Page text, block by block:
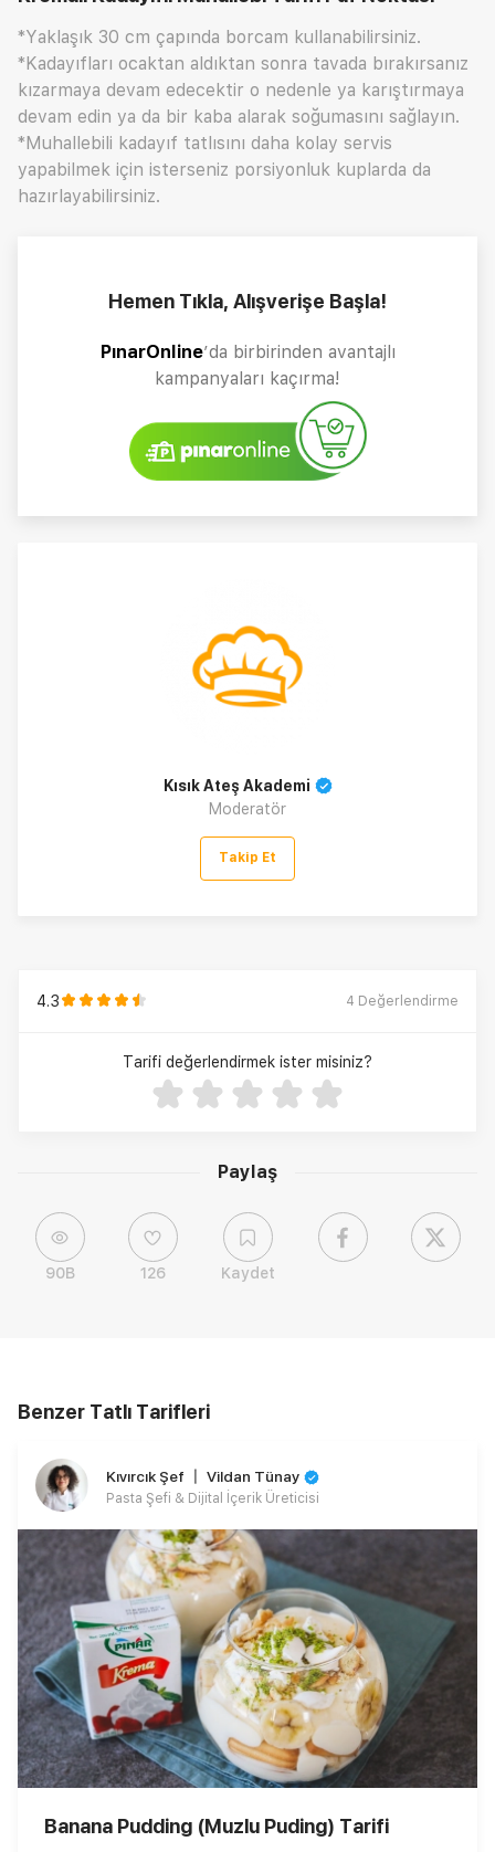
Paylaş
90B 126 Kaydet
*Yaklaşık 30 cm çapında borcam kullanabilirsiniz.
*Kadayıfları ocaktan aldıktan sonra tavada bırakırsanız
kızarmaya devam edecektir o nedenle ya karıştırmaya
devam edin ya da bir kaba alarak soğumasını sağlayın.
*Muhallebili kadayıf tatlısını daha kolay servis
yapabilmek için isterseniz porsiyonluk kuplarda da
hazırlayabilirsiniz.
Hemen Tıkla, Alışverişe Başla!
PınarOnline’da birbirinden avantajlı
kampanyaları kaçırma!
Kısık Ateş Akademi
Moderatör
Takip Et
4.3 4 Değerlendirme
Tarifi değerlendirmek ister misiniz?
Benzer Tatlı Tarifleri
Kıvırcık Şef 〡 Vildan Tünay
Pasta Şefi & Dijital İçerik Üreticisi
Banana Pudding (Muzlu Puding) Tarifi